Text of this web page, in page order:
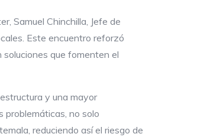
Samuel Chinchilla, Jefe de
Este encuentro reforzó
que fomenten el
y una mayor
problemáticas, no solo
reduciendo así el riesgo de